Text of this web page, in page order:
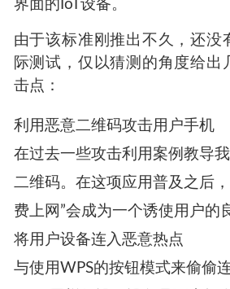
五、总结
总的来说，Wi-Fi Easy
的方案更加简单而且安全，同
界面的IoT设备。
由于该标准刚推出不久，还没
际测试，仅以猜测的角度给出
击点：
利用恶意二维码攻击用户手机